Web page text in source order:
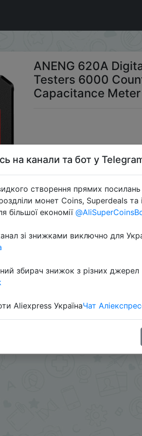
Testers 6000 Counts
ANENG 620A
Testers 6000
Capacitance
- Отправить другу
на канали та бот у
створення прямих
монет Coins, Superdeals та
більшої економії
зі знижками виключно для
збирач знижок з різних джерел
Aliexpress УкраїнаЧат